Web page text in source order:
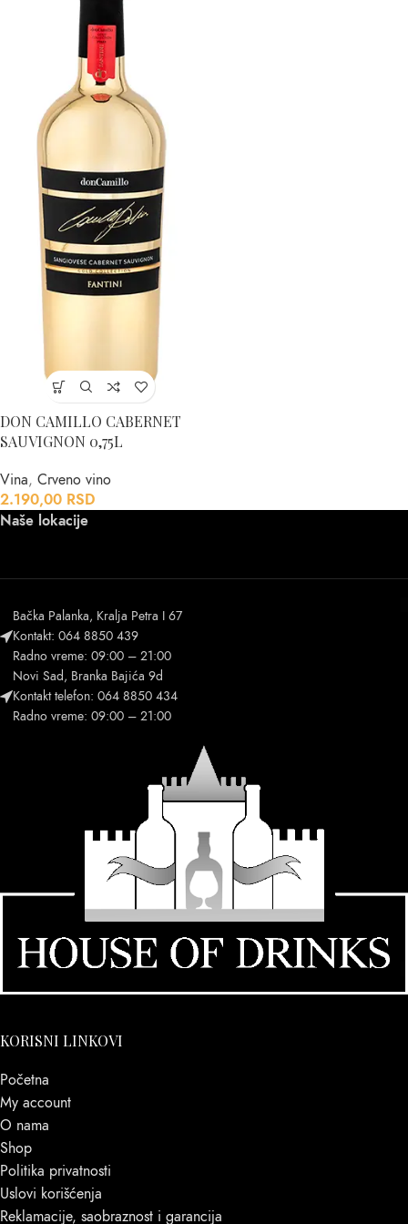
DON CAMILLO CABERNET
SAUVIGNON 0,75L
Vina, Crveno vino
2.190,00 RSD
Naše lokacije
Bačka Palanka, Kralja Petra I 67
Kontakt: 064 8850 439
Radno vreme: 09:00 – 21:00
Novi Sad, Branka Bajića 9d
Kontakt telefon: 064 8850 434
Radno vreme: 09:00 – 21:00
KORISNI LINKOVI
Početna
My account
O nama
Shop
Politika privatnosti
Uslovi korišćenja
Reklamacije, saobraznost i garancija